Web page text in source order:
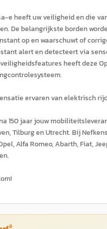
e heeft uw veiligheid en die
De belangrijkste borden
op en waarschuwt of
alert en detecteert via
heeft deze
ervaren van elektrisch
150 jaar jouw
Tilburg en Utrecht. Bij
Alfa Romeo, Abarth, Fiat,
®